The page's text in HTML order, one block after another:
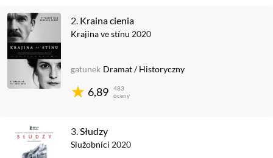
2. Kraina cienia
Krajina ve stínu 2020
6,89
483
oceny
gatunek Dramat/Historyczny
3.Słudzy
Služobníci 2020